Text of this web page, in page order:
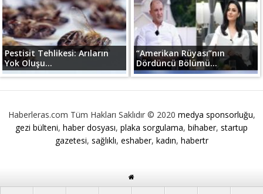
Pestisit Tehlikesi: Arıların
Yok Oluşu...
“Amerikan Rüyası”nın
Dördüncü Bölümü...
Haberleras.com Tüm Hakları Saklıdır © 2020 medya sponsorluğu,
gezi bülteni, haber dosyası, plaka sorgulama, bihaber, startup
gazetesi, sağlıklı, eshaber, kadın, habertr